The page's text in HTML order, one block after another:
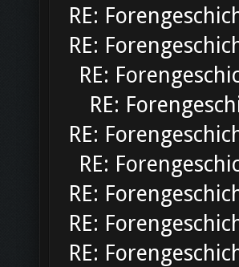
RE:
RE:
RE:
RE:
RE:
RE:
RE:
RE:
RE: